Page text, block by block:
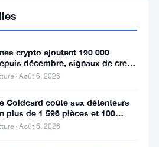
il y a
crypto ajoutent 190 000
décembre, signaux de creux
baissier s’accumulent
· Août 6, 2026
Coldcard coûte aux détenteurs
plus de 1 596 pièces et 100
dollars
· Août 6, 2026